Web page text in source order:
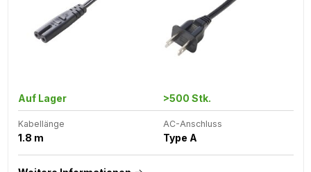
Auf Lager >500 Stk.
Kabellänge
1.8 m
AC-Anschluss
Type A